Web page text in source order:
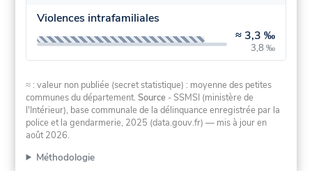
Violences intrafamiliales
≈ 3,3 ‰
3,8 ‰
≈ : valeur non publiée (secret statistique) : moyenne des petites
communes du département.Source - SSMSI (ministère de
l'Intérieur), base communale de la délinquance enregistrée par la
police et la gendarmerie, 2025 (data.gouv.fr) — mis à jour en
août 2026.
Méthodologie